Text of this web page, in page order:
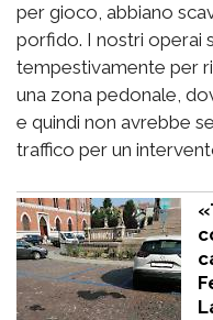
per gioco, abbiano
porfido. I nostri operai
tempestivamente per
una zona pedonale,
e quindi non avrebbe
traffico per un